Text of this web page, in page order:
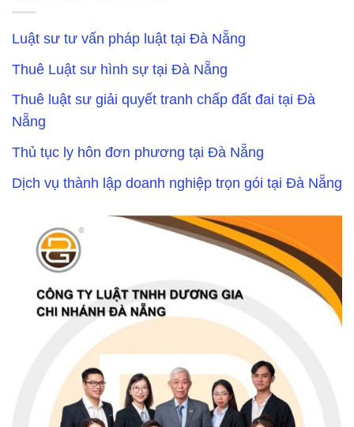
Luật sư tư vấn pháp luật tại Đà Nẵng
Thuê Luật sư hình sự tại Đà Nẵng
Thuê luật sư giải quyết tranh chấp đất đai tại Đà
Nẵng
Thủ tục ly hôn đơn phương tại Đà Nẵng
Dịch vụ thành lập doanh nghiệp trọn gói tại Đà Nẵng